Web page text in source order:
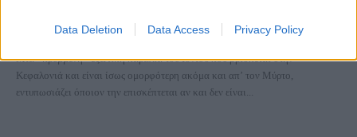
Data Deletion Data Access Privacy Policy
1 Ιουλίου 2021, 16:29
Μια «κρυμμένη» εξωτική παραλία του Ιονίου που βρίσκεται στην
Κεφαλονιά και είναι ίσως ομορφότερη ακόμα και απ’ τον Μύρτο,
εντυπωσιάζει όποιον την επισκέπτεται αν και δεν είναι...